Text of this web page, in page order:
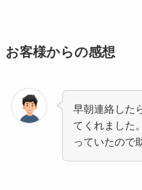
お客様からの感想
早朝連絡した
てくれました
っていたので